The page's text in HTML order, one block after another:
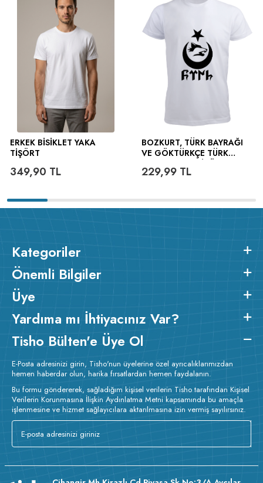
ERKEK BISIKLET YAKA
TIŞÖRT
349,90 TL
BOZKURT, TÜRK BAYRAĞI
VE GÖKTÜRKÇE TÜRK
229,99TL
Kategoriler
Önemli Bilgiler
Üye
Yardıma mı İhtiyacınız Var?
Tisho Bülten'e Üye Ol
E-Posta adresinizi girin, Tisho'nun üyelerine özel ayrıcalıklarımızdan
hemen haberdar olun, harika fırsatlardan hemen faydalanın.
Bu formu göndererek, sağladığım kişisel verilerin Tisho tarafından Kişisel
Verilerin Korunmasına İlişkin Aydınlatma Metni kapsamında bu amaçla
işlenmesine ve hizmet sağlayıcılara aktarılmasına izin vermiş sayılırsınız.